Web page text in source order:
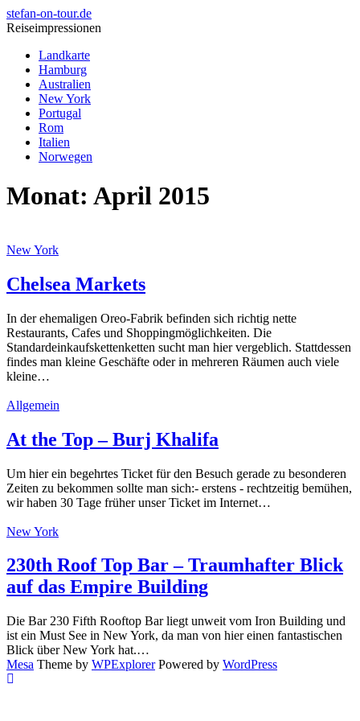
stefan-on-tour.de
Reiseimpressionen
Landkarte
Hamburg
Australien
New York
Portugal
Rom
Italien
Norwegen
Monat: April 2015
New York
Chelsea Markets
In der ehemaligen Oreo-Fabrik befinden sich richtig nette
Restaurants, Cafes und Shoppingmöglichkeiten. Die
Standardeinkaufskettenketten sucht man hier vergeblich. Stattdessen
findes man kleine Geschäfte oder in mehreren Räumen auch viele
kleine…
Allgemein
At the Top – Burj Khalifa
Um hier ein begehrtes Ticket für den Besuch gerade zu besonderen
Zeiten zu bekommen sollte man sich:- erstens - rechtzeitig bemühen,
wir haben 30 Tage früher unser Ticket im Internet…
New York
230th Roof Top Bar – Traumhafter Blick
auf das Empire Building
Die Bar 230 Fifth Rooftop Bar liegt unweit vom Iron Building und
ist ein Must See in New York, da man von hier einen fantastischen
Blick über New York hat.…
Mesa Theme by WPExplorerPowered by WordPress